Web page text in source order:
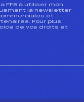
FFS à utiliser mon
la newsletter
et
Pour plus
de vos droits et